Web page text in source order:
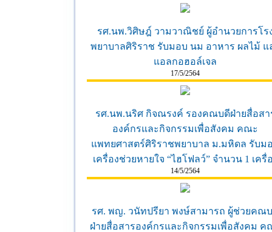
รศ.นพ.วิศิษฎ์ วามวาณิชย์ ผู้อำนวยการโร
พยาบาลศิริราช รับมอบ นม อาหาร ผลไม้ แ
แอลกอฮอล์เจล
17/5/2564
รศ.นพ.นริศ กิจณรงค์ รองคณบดีฝ่ายสื่อสา
องค์กรและกิจกรรมเพื่อสังคม คณะ
แพทยศาสตร์ศิริราชพยาบาล ม.มหิดล รับม
เครื่องช่วยหายใจ “ไฮโฟลว์” จำนวน 1 เครื่
14/5/2564
รศ. พญ. วนัทปรียา พงษ์สามารถ ผู้ช่วยคณ
ฝ่ายสื่อสารองค์กรและกิจกรรมเพื่อสังคม ค